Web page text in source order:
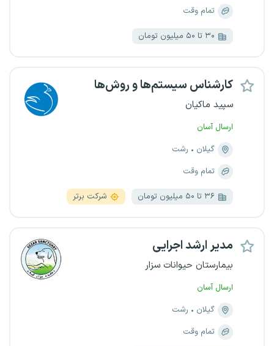
تمام وقت
۳۰ تا ۵۰ میلیون تومان
کارشناس سیستم‌ها و روش‌ها
سپید ماکیان
ارسال آسان
گیلان
رشت
تمام وقت
۳۶ تا ۵۰ میلیون تومان شرکت برتر
مدیر ارشد اجرایی
بیمارستان حیوانات سزار
ارسال آسان
گیلان
رشت
تمام وقت